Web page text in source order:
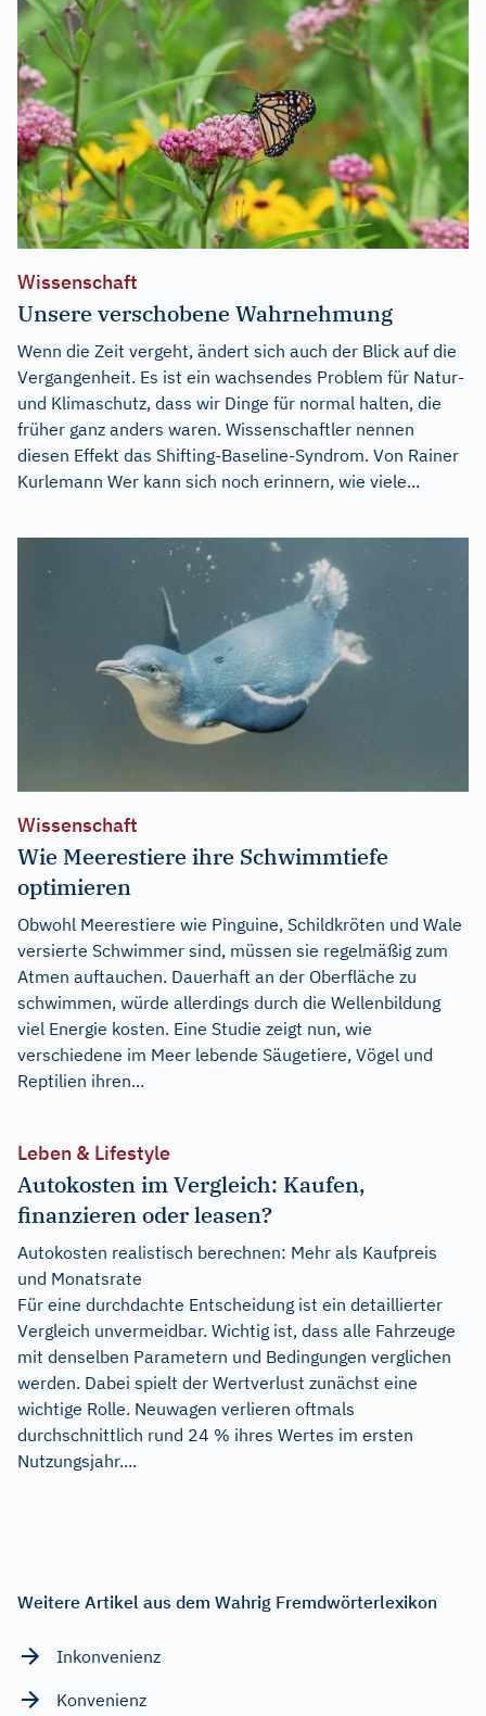
Wissenschaft
Unsere verschobene Wahrnehmung
Wenn die Zeit vergeht, ändert sich auch der Blick auf die
Vergangenheit. Es ist ein wachsendes Problem für Natur-
und Klimaschutz, dass wir Dinge für normal halten, die
früher ganz anders waren. Wissenschaftler nennen
diesen Effekt das Shifting-Baseline-Syndrom. Von Rainer
Kurlemann Wer kann sich noch erinnern, wie viele...
Wissenschaft
Wie Meerestiere ihre Schwimmtiefe
optimieren
Obwohl Meerestiere wie Pinguine, Schildkröten und Wale
versierte Schwimmer sind, müssen sie regelmäßig zum
Atmen auftauchen. Dauerhaft an der Oberfläche zu
schwimmen, würde allerdings durch die Wellenbildung
viel Energie kosten. Eine Studie zeigt nun, wie
verschiedene im Meer lebende Säugetiere, Vögel und
Reptilien ihren...
Leben & Lifestyle
Autokosten im Vergleich: Kaufen,
finanzieren oder leasen?
Autokosten realistisch berechnen: Mehr als Kaufpreis
und Monatsrate
Für eine durchdachte Entscheidung ist ein detaillierter
Vergleich unvermeidbar. Wichtig ist, dass alle Fahrzeuge
mit denselben Parametern und Bedingungen verglichen
werden. Dabei spielt der Wertverlust zunächst eine
wichtige Rolle. Neuwagen verlieren oftmals
durchschnittlich rund 24 % ihres Wertes im ersten
Nutzungsjahr....
Weitere Artikel aus dem Wahrig Fremdwörterlexikon
Inkonvenienz
Konvenienz